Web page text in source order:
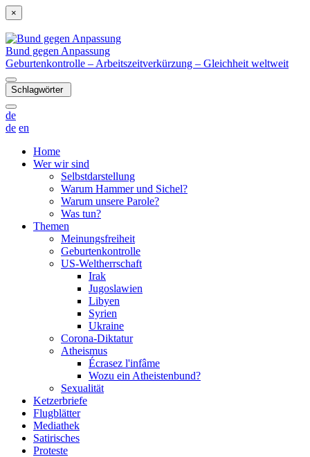
×
Bund gegen Anpassung
Geburtenkontrolle – Arbeitszeitverkürzung – Gleichheit weltweit
Schlagwörter
de
de en
Home
Wer wir sind
Selbstdarstellung
Warum Hammer und Sichel?
Warum unsere Parole?
Was tun?
Themen
Meinungsfreiheit
Geburtenkontrolle
US-Weltherrschaft
Irak
Jugoslawien
Libyen
Syrien
Ukraine
Corona-Diktatur
Atheismus
Écrasez l'infâme
Wozu ein Atheistenbund?
Sexualität
Ketzerbriefe
Flugblätter
Mediathek
Satirisches
Proteste